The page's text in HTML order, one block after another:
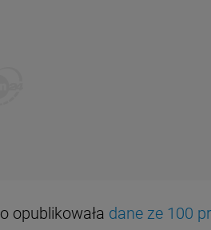
opublikowała dane ze 100